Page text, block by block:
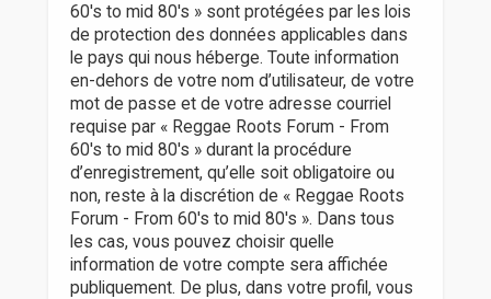
60's to mid 80's » sont protégées par les lois
de protection des données applicables dans
le pays qui nous héberge. Toute information
en-dehors de votre nom d’utilisateur, de votre
mot de passe et de votre adresse courriel
requise par « Reggae Roots Forum - From
60's to mid 80's » durant la procédure
d’enregistrement, qu’elle soit obligatoire ou
non, reste à la discrétion de « Reggae Roots
Forum - From 60's to mid 80's ». Dans tous
les cas, vous pouvez choisir quelle
information de votre compte sera affichée
publiquement. De plus, dans votre profil, vous